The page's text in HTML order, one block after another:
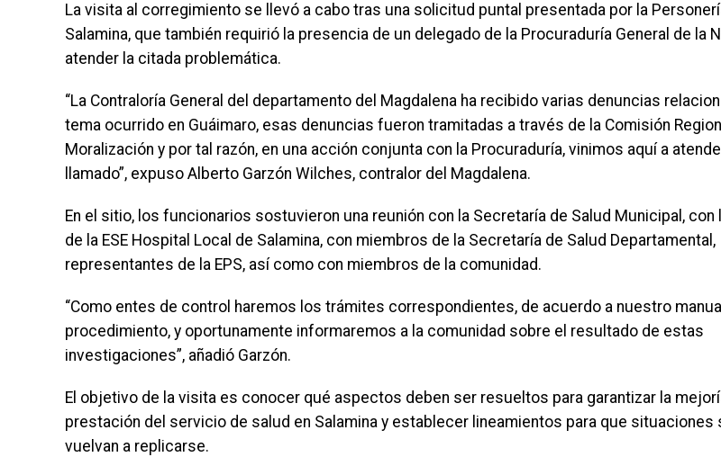
La visita al corregimiento se llevó a cabo tras una solicitud puntal presentada por la
Salamina, que también requirió la presencia de un delegado de la Procuraduría General de la
atender la citada problemática.
“La Contraloría General del departamento del Magdalena ha recibido varias denuncias
tema ocurrido en Guáimaro, esas denuncias fueron tramitadas a través de la Comisión
Moralización y por tal razón, en una acción conjunta con la Procuraduría, vinimos aquí a
llamado”, expuso Alberto Garzón Wilches, contralor del Magdalena.
En el sitio, los funcionarios sostuvieron una reunión con la Secretaría de Salud Municipal, con
de la ESE Hospital Local de Salamina, con miembros de la Secretaría de Salud Departamental,
representantes de la EPS, así como con miembros de la comunidad.
“Como entes de control haremos los trámites correspondientes, de acuerdo a nuestro
procedimiento, y oportunamente informaremos a la comunidad sobre el resultado de estas
investigaciones”, añadió Garzón.
El objetivo de la visita es conocer qué aspectos deben ser resueltos para garantizar la
prestación del servicio de salud en Salamina y establecer lineamientos para que situaciones
vuelvan a replicarse.